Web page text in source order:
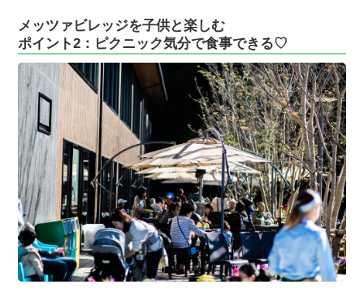
メッツァビレッジを子供と楽しむ
ポイント2：ピクニック気分で食事できる♡